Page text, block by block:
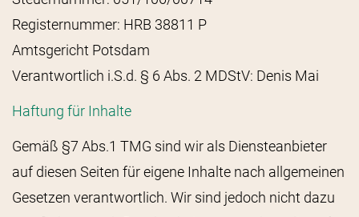
Registernummer: HRB 38811 P
Amtsgericht Potsdam
Verantwortlich i.S.d. § 6 Abs. 2 MDStV: Denis Mai
Haftung für Inhalte
Gemäß §7 Abs.1 TMG sind wir als Diensteanbieter
auf diesen Seiten für eigene Inhalte nach allgemeinen
Gesetzen verantwortlich. Wir sind jedoch nicht dazu